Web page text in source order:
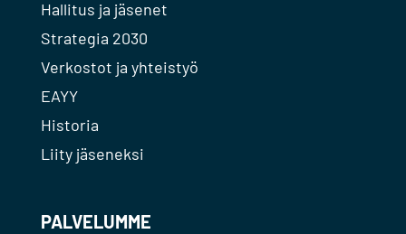
Hallitus ja jäsenet
Strategia 2030
Verkostot ja yhteistyö
EAYY
Historia
Liity jäseneksi
PALVELUMME